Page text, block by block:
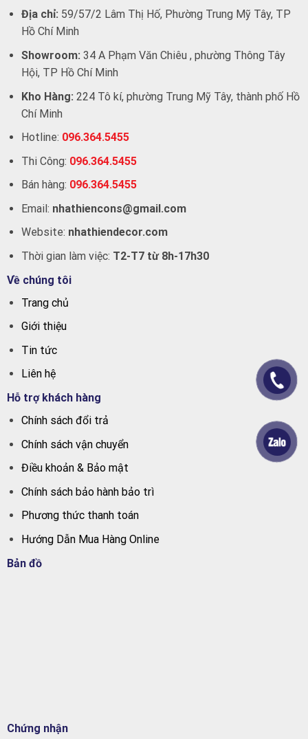
Địa chỉ: 59/57/2 Lâm Thị Hố, Phường Trung Mỹ Tây, TP
Hồ Chí Minh
Showroom: 34 A Phạm Văn Chiêu , phường Thông Tây
Hội, TP Hồ Chí Minh
Kho Hàng: 224 Tô kí, phường Trung Mỹ Tây, thành phố Hồ
Chí Minh
Hotline: 096.364.5455
Thi Công: 096.364.5455
Bán hàng: 096.364.5455
Email: nhathiencons@gmail.com
Website: nhathiendecor.com
Thời gian làm việc: T2-T7 từ 8h-17h30
Về chúng tôi
Trang chủ
Giới thiệu
Tin tức
Liên hệ
Hỗ trợ khách hàng
Chính sách đổi trả
Chính sách vận chuyển
Điều khoản & Bảo mật
Chính sách bảo hành bảo trì
Phương thức thanh toán
Hướng Dẫn Mua Hàng Online
Bản đồ
Chứng nhận